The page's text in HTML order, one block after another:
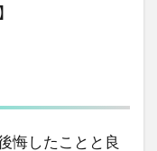
悔したことと良